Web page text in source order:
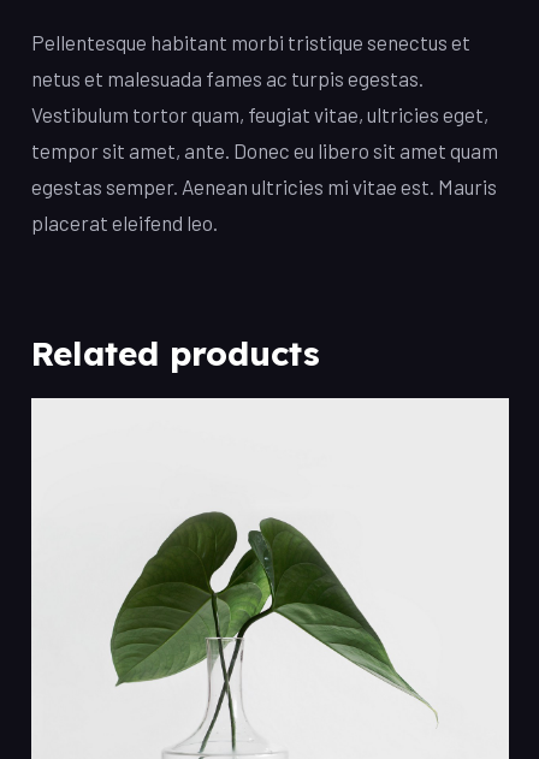
Pellentesque habitant morbi tristique senectus et
netus et malesuada fames ac turpis egestas.
Vestibulum tortor quam, feugiat vitae, ultricies eget,
tempor sit amet, ante. Donec eu libero sit amet quam
egestas semper. Aenean ultricies mi vitae est. Mauris
placerat eleifend leo.
Related products